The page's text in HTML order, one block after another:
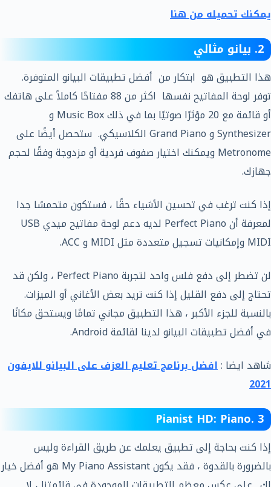
يمكنك تحميله من هنا
2. بيانو مثالي
هذا التطبيق هو ابتكار من أفضل تطبيقات البيانو المتوفرة.
توفر لوحة المفاتيح نفسها اكثر من 88 مفتاحًا كاملاً على هاتفك
أو قائمة مع 20 مؤثرًا صوتيًا بما في ذلك Music Box و
Synthesizer و Grand Piano الكلاسيكي. ستحصل أيضًا على
Metronome ويمكنك اختيار صفوف فردية أو مزدوجة وفقًا لحجم
جهازك.
إذا كنت ترغب في تحسين الأشياء حقًا ، فستكون متحمسًا جدا
لمعرفة أن Perfect Piano لديه دعم لوحة مفاتيح ميدي USB
MIDI وإمكانيات تسجيل متعددة مثل MIDI و ACC.
لن تضطر إلى دفع فلس واحد لتجربة Perfect Piano ، ولكن قد
تحتاج إلى دفع القليل إذا كنت تريد بعض الأغاني أو الميزات.
بالنسبة للجزء الأكبر ، هذا التطبيق مجاني تمامًا ويستحق مكانًا
في أفضل تطبيقات البيانو لدينا لقائمة Android.
شاهد ايضا :افضل برنامج تعليم العزف على البيانو للايفون
2021
3 .Pianist HD: Piano
إذا كنت بحاجة إلى تطبيق يعلمك عن طريق القراءة وليس
بالضرورة بالقدوة ، فقد يكون My Piano Assistant هو أفضل خيار